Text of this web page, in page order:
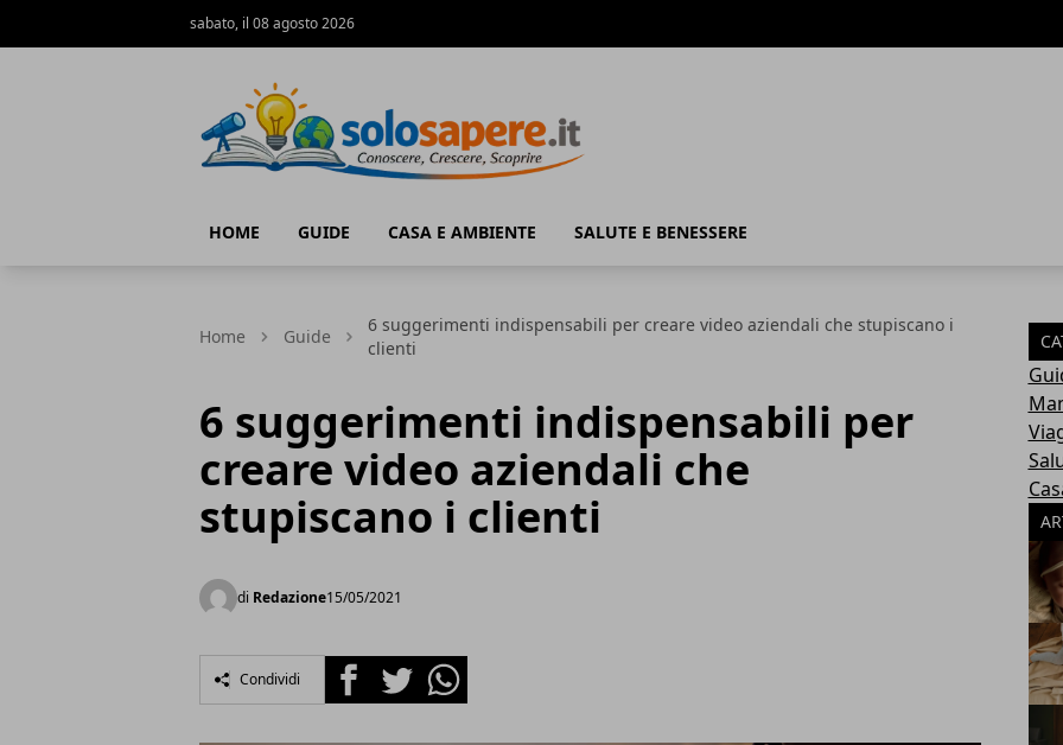
sabato, il 08 agosto 2026
HOME GUIDE CASA E AMBIENTE SALUTE E BENESSERE
Home Guide
6 suggerimenti indispensabili per creare video aziendali che stupiscano i
clienti
6 suggerimenti indispensabili per
creare video aziendali che
stupiscano i clienti
di Redazione15/05/2021
Condividi FacebookTwitterWhatsapp